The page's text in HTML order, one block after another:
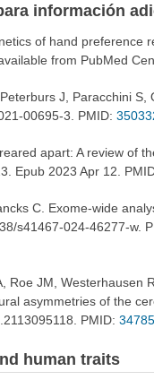
información
of hand
from PubMed
J, Paracchini
00695-3. PMID:
apart: A review of
Epub 2023 Apr 12.
C. Exome-wide
s41467-024-46277-w.
Roe JM,
asymmetries of the
PMID:
human traits